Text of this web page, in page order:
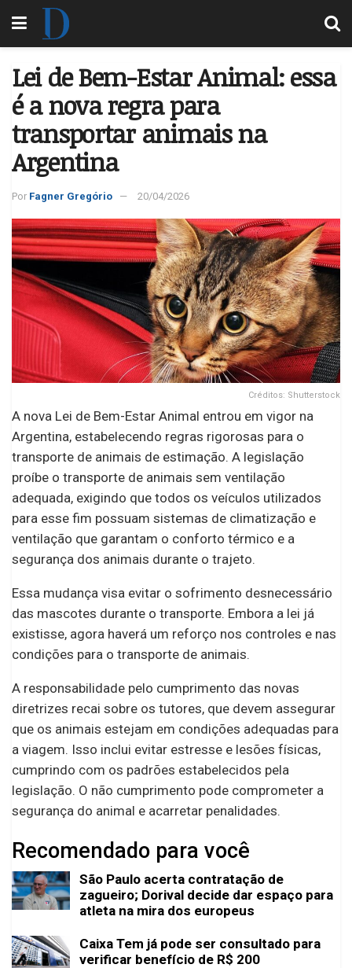
Lei de Bem-Estar Animal: essa
é a nova regra para
transportar animais na
Argentina
Por Fagner Gregório 20/04/2026
Créditos: Shutterstock
A nova Lei de Bem-Estar Animal entrou em vigor na
Argentina, estabelecendo regras rigorosas para o
transporte de animais de estimação. A legislação
proíbe o transporte de animais sem ventilação
adequada, exigindo que todos os veículos utilizados
para esse fim possuam sistemas de climatização e
ventilação que garantam o conforto térmico e a
segurança dos animais durante o trajeto.
Essa mudança visa evitar o sofrimento desnecessário
das mascotes durante o transporte. Embora a lei já
existisse, agora haverá um reforço nos controles e nas
condições para o transporte de animais.
A responsabilidade pelo cumprimento das novas
diretrizes recai sobre os tutores, que devem assegurar
que os animais estejam em condições adequadas para
a viagem. Isso inclui evitar estresse e lesões físicas,
cumprindo com os padrões estabelecidos pela
legislação. O não cumprimento pode comprometer a
segurança do animal e acarretar penalidades.
Recomendado para você
São Paulo acerta contratação de
zagueiro; Dorival decide dar espaço para
atleta na mira dos europeus
Caixa Tem já pode ser consultado para
verificar benefício de R$ 200